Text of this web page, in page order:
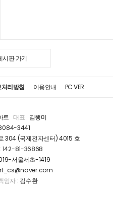
시판 가기
리방침 이용안내 PC VER.
트 대표 : 김행미
3441
304 (국제전자센터) 4015 호
142-81-36868
서울서초-1419
임자 : 김수환